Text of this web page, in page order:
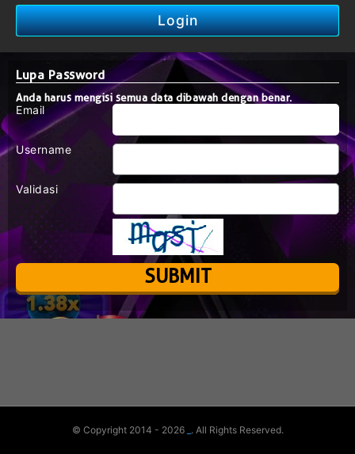
Login
Lupa Password
Anda harus mengisi semua data dibawah dengan benar.
Email
Username
Validasi
© Copyright 2014 - 2026 . All Rights Reserved.